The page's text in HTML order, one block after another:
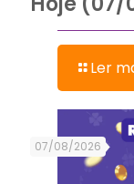
Ler
07/08/2026